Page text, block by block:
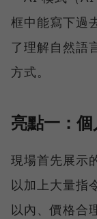
框中能寫下過
了理解自然語
方式。
亮點一：
現場首先展示
以加上大量指
以內、價格合